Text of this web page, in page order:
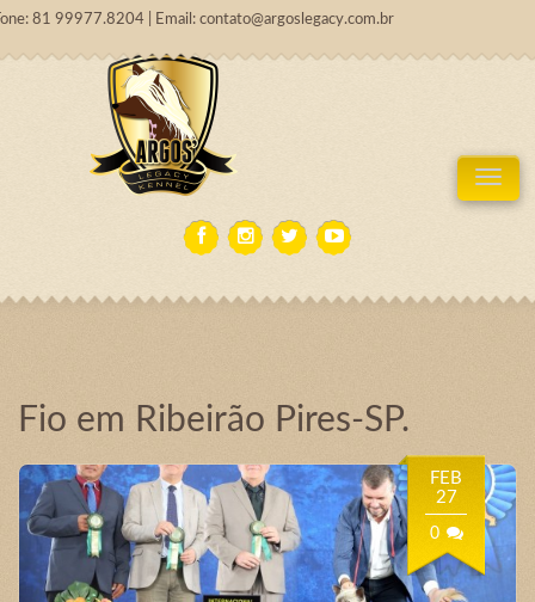
81 99977.8204 | Email: contato@argoslegacy.com.br
Fio em Ribeirão Pires-SP.
FEB
27
0